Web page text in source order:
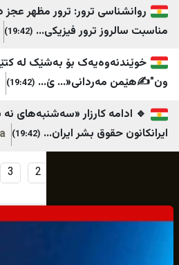
ترور: ترور مظهر عجز در برابر اقتدار
ترور فیزیکی...
PDKI Media
بۆ بەشێک لە کتێبی "ڕەشەشەو
ئ... (19:42)
PDKI Media
بشر ایران... (19:42)
PDKI Media